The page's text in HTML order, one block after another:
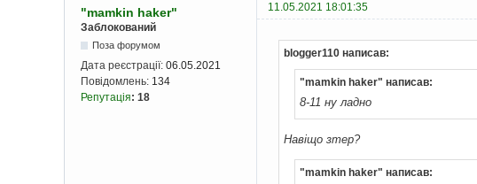
"mamkin haker"
11.05.2021 18:01:35
Заблокований
Поза форумом
Дата реєстрації: 06.05.2021
Повідомлень: 134
Репутація: 18
blogger110 написав:
"mamkin haker" написав:
8-11 ну ладно
Навіщо зтер?
"mamkin haker" написав: